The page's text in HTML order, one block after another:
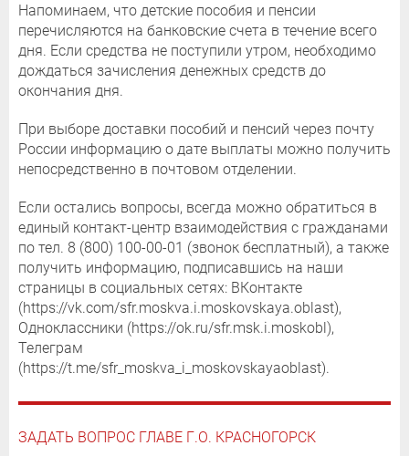
Напоминаем, что детские пособия и пенсии
перечисляются на банковские счета в течение всего
дня. Если средства не поступили утром, необходимо
дождаться зачисления денежных средств до
окончания дня.
При выборе доставки пособий и пенсий через почту
России информацию о дате выплаты можно получить
непосредственно в почтовом отделении.
Если остались вопросы, всегда можно обратиться в
единый контакт-центр взаимодействия с гражданами
по тел. 8 (800) 100-00-01 (звонок бесплатный), а также
получить информацию, подписавшись на наши
страницы в социальных сетях: ВКонтакте
(https://vk.com/sfr.moskva.i.moskovskaya.oblast),
Одноклассники (https://ok.ru/sfr.msk.i.moskobl),
Телеграм
(https://t.me/sfr_moskva_i_moskovskayaoblast).
ЗАДАТЬ ВОПРОС ГЛАВЕ Г.О. КРАСНОГОРСК